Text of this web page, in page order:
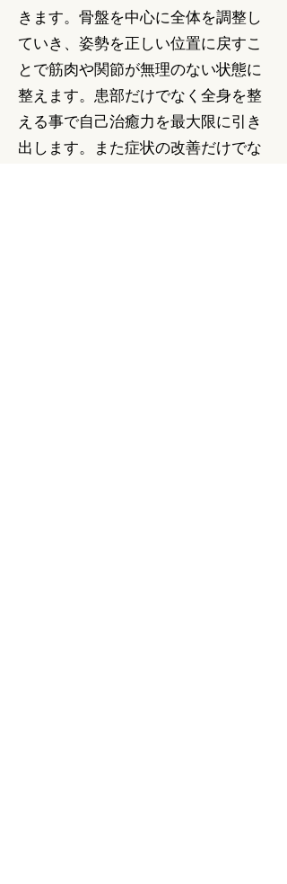
きます。骨盤を中心に全体を調整し
ていき、姿勢を正しい位置に戻すこ
とで筋肉や関節が無理のない状態に
整えます。患部だけでなく全身を整
える事で自己治癒力を最大限に引き
出します。また症状の改善だけでな